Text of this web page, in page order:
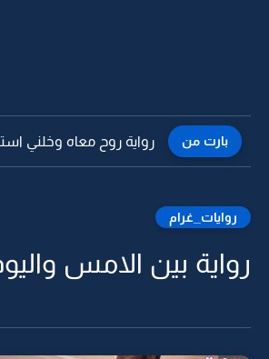
بارت من
روايات_غرام
رواية بين الامس واليوم -